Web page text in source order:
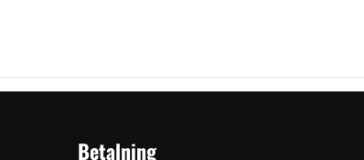
Betalning